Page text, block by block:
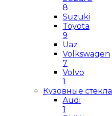
8
Suzuki
Toyota
9
Uaz
Volkswagen
7
Volvo
1
Кузовные стекла
Audi
1